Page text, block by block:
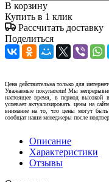
В корзину
Купить в 1 клик
Рассчитать доставку
Поделиться
Цена действительна только для
Уважаемые покупатели! Мы
настоящее время, в период высокой
успевает актуализировать цены на
внимание на то, что цены могут
сообщат наши менеджеры после
Описание
Характеристики
Отзывы